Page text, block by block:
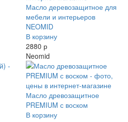
Масло деревозащитное для
мебели и интерьеров
NEOMID
В корзину
2880 р
Neomid
Масло древозащитное
PREMIUM с воском
В корзину